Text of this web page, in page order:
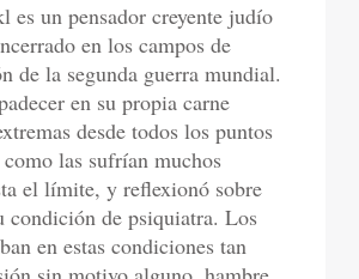
es un pensador creyente judío
en los campos de
de la segunda guerra mundial.
en su propia carne
desde todos los puntos
las sufrían muchos
el límite, y reflexionó sobre
condición de psiquiatra. Los
en estas condiciones tan